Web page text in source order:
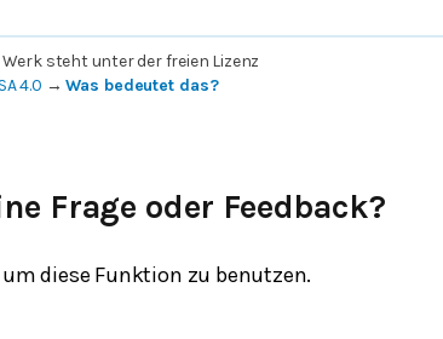
Werk steht unter der freien Lizenz
4.0 →Was bedeutet das?
Frage oder Feedback?
um diese Funktion zu benutzen.